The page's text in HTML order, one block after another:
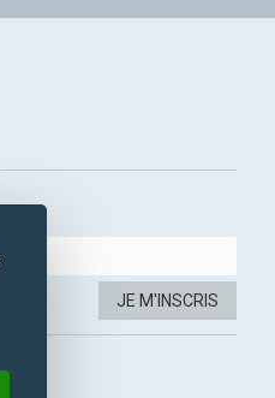
JE M'INSCRIS